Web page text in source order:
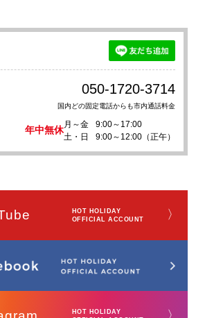
050-1720-3714
国内どの固定電話からも市内通話料金
年中無休
月～金
9:00～17:00
土・日
9:00～12:00（正午）
HOT HOLIDAY
OFFICIAL ACCOUNT
〉
HOT HOLIDAY